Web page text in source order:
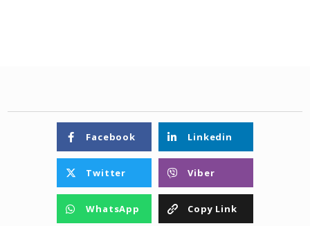
Facebook Linkedin
Twitter Viber
WhatsApp Copy Link